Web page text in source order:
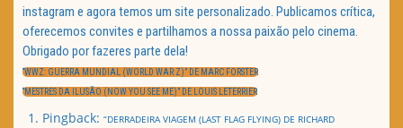
instagram e agora temos um site personalizado. Publicamos crítica,
oferecemos convites e partilhamos a nossa paixão pelo cinema.
Obrigado por fazeres parte dela!
Navegação
de
artigos
PREVIOUS
POST:
“WWZ: GUERRA MUNDIAL (WORLD WAR Z)” DE MARC FORSTER
NEXT
POST:
“MESTRES DA ILUSÃO (NOW YOU SEE ME)” DE LOUIS LETERRIER
Pingback:“DERRADEIRA VIAGEM (LAST FLAG FLYING) DE RICHARD